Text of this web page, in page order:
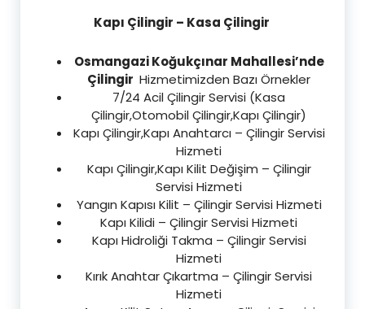
Kapı Çilingir – Kasa Çilingir
Osmangazi Koğukçınar Mahallesi’nde
Çilingir Hizmetimizden Bazı Örnekler
7/24 Acil Çilingir Servisi (Kasa
Çilingir,Otomobil Çilingir,Kapı Çilingir)
Kapı Çilingir,Kapı Anahtarcı – Çilingir Servisi
Hizmeti
Kapı Çilingir,Kapı Kilit Değişim – Çilingir
Servisi Hizmeti
Yangın Kapısı Kilit – Çilingir Servisi Hizmeti
Kapı Kilidi – Çilingir Servisi Hizmeti
Kapı Hidroliği Takma – Çilingir Servisi
Hizmeti
Kırık Anahtar Çıkartma – Çilingir Servisi
Hizmeti